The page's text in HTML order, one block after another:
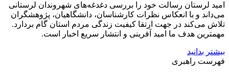
امید لرستان رسالت خود را بررسی دغدغه‌های شهروندان لرستانی
می‌داند و با انعکاس نظرات کارشناسان، دانشگاهیان، پژوهشگران
تلاش می‌کند در جهت ارتقا کیفیت زندگی مردم استان گام بردارد.
مهمترین هدف ما امید آفرینی و انتشار سریع اخبار است.
بیشتر بدانید
فهرست راهبری